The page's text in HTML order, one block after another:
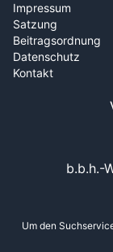
Impressum
Satzung
Beitragsordnung
Datenschutz
Kontakt
b.b.h.-
Um den